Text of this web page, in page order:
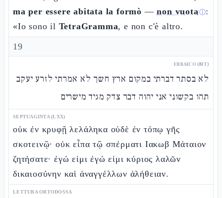
ma per essere abitata la formò —non vuotaⓘ:
«Io sono il TetraGramma, e non c'è altro.
19
EBRAICO (MT)
לא בסתר דברתי במקום ארץ חשך לא אמרתי לזרע יעקב
תהו בקשוני אני יהוה דבר צדק מגיד מישרים
SEPTUAGINTA (LXX)
οὐκ ἐν κρυφῇ λελάληκα οὐδὲ ἐν τόπῳ γῆς
σκοτεινῷ· οὐκ εἶπα τῷ σπέρματι Ιακωβ Μάταιον
ζητήσατε· ἐγώ εἰμι ἐγώ εἰμι κύριος λαλῶν
δικαιοσύνην καὶ ἀναγγέλλων ἀλήθειαν.
LETTURA ORTODOSSA